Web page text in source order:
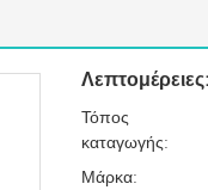
Λεπτομέρειες:
Τόπος
καταγωγής:
Μάρκα: